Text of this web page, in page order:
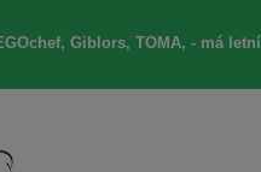
Giblors, TOMA, -má letní